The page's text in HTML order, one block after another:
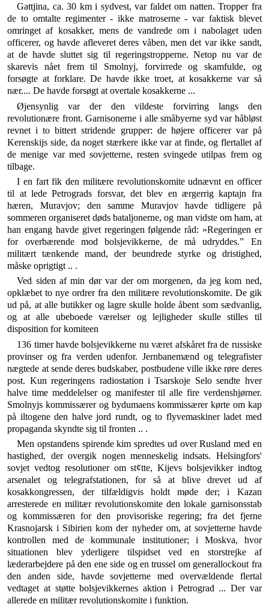
Gattjina, ca. 30 km i sydvest, var faldet om natten. Tropper fra
de to omtalte regimenter - ikke matroser­ne - var faktisk blevet
omringet af kosakker, mens de vandrede om i nabolaget uden
officerer, og havde afle­veret deres våben, men det var ikke sandt,
at de havde sluttet sig til regeringstropperne. Netop nu var de
skare­vis nået frem til Smolnyj, forvirrede og skamfulde, og
forsøgte at forklare. De havde ikke troet, at kosakker­ne var så
nær.... De havde forsøgt at overtale kosak­kerne ...
Øjensynlig var der den vildeste forvirring langs den
revolutionære front. Garnisonerne i alle småbyerne syd var håbløst
revnet i to bittert stridende grupper: de højere officerer var på
Kerenskijs side, da noget stær­kere ikke var at finde, og flertallet af
de menige var med sovjetterne, resten svingede utilpas frem og
tilbage.
I en fart fik den militære revolutionskomite udnævnt en officer
til at lede Petrograds forsvar, det blev en ær­gerrig kaptajn fra
hæren, Muravjov; den samme Mu­ravjov havde tidligere på
sommeren organiseret døds bataljonerne, og man vidste om ham, at
han engang havde givet regeringen følgende råd: »Regeringen er
for overbærende mod bolsjevikkerne, de må udryddes.” En
militært tænkende mand, der beundrede styrke og dri­stighed,
måske oprigtigt .. .
Ved siden af min dør var der om morgenen, da jeg kom ned,
opklæbet to nye ordrer fra den militære re­volutionskomite. De gik
ud på, at alle butikker og lagre skulle holde åbent som sædvanlig,
og at alle ubeboede værelser og lejligheder skulle stilles til
disposition for komiteen
136 timer havde bolsjevikkerne nu været afskåret fra de russiske
provinser og fra verden udenfor. Jernbane­mænd og telegrafister
nægtede at sende deres budska­ber, postbudene ville ikke røre deres
post. Kun regerin­gens radiostation i Tsarskoje Selo sendte hver
halve time meddelelser og manifester til alle fire verdenshjør­ner.
Smolnyjs kommissærer og bydumaens kommissærer kørte om kap
på iltogene den halve jord rundt, og to flyvemaskiner ladet med
propaganda skyndte sig til fronten .. .
Men opstandens spirende kim spredtes ud over Rus­land med en
hastighed, der overgik nogen menneskelig indsats. Helsingfors'
sovjet vedtog resolutioner om st¢tte, Kijevs bolsjevikker indtog
arsenalet og telegrafsta­tionen, for så at blive drevet ud af
kosakkongressen, der tilfældigvis holdt møde der; i Kazan
arresterede en mi­litær revolutionskomite den lokale garnisonsstab
og kommissæren for den provisoriske regering; fra det fjer­ne
Krasnojarsk i Sibirien kom der nyheder om, at sovjet­terne havde
kontrollen med de kommunale institutioner; i Moskva, hvor
situationen blev yderligere tilspidset ved en storstrejke af
læderarbejdere på den ene side og en trussel om generallockout fra
den anden side, havde so­vjetterne med overvældende flertal
vedtaget at støtte bolsjevikkernes aktion i Petrograd ... Der var
allerede en militær revolutionskomite i funktion.